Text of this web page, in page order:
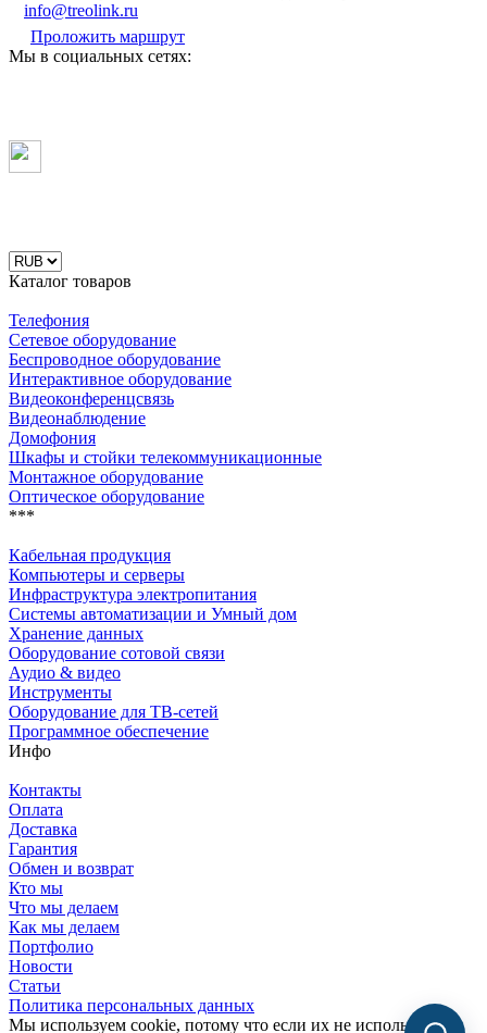
info@treolink.ru
Проложить маршрут
Мы в социальных сетях:
Каталог товаров
Телефония
Сетевое оборудование
Беспроводное оборудование
Интерактивное оборудование
Видеоконференцсвязь
Видеонаблюдение
Домофония
Шкафы и стойки телекоммуникационные
Монтажное оборудование
Оптическое оборудование
***
Кабельная продукция
Компьютеры и серверы
Инфраструктура электропитания
Системы автоматизации и Умный дом
Хранение данных
Оборудование сотовой связи
Аудио & видео
Инструменты
Оборудование для ТВ-сетей
Программное обеспечение
Инфо
Контакты
Оплата
Доставка
Гарантия
Обмен и возврат
Кто мы
Что мы делаем
Как мы делаем
Портфолио
Новости
Статьи
Политика персональных данных
Мы используем cookie, потому что если их не использовать,